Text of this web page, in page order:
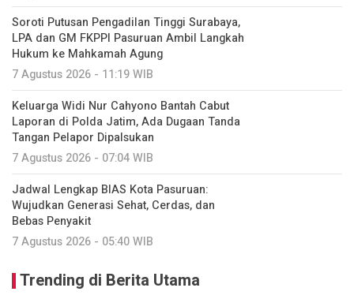
Soroti Putusan Pengadilan Tinggi Surabaya,
LPA dan GM FKPPI Pasuruan Ambil Langkah
Hukum ke Mahkamah Agung
7 Agustus 2026 - 11:19 WIB
Keluarga Widi Nur Cahyono Bantah Cabut
Laporan di Polda Jatim, Ada Dugaan Tanda
Tangan Pelapor Dipalsukan
7 Agustus 2026 - 07:04 WIB
Jadwal Lengkap BIAS Kota Pasuruan:
Wujudkan Generasi Sehat, Cerdas, dan
Bebas Penyakit
7 Agustus 2026 - 05:40 WIB
Trending di Berita Utama